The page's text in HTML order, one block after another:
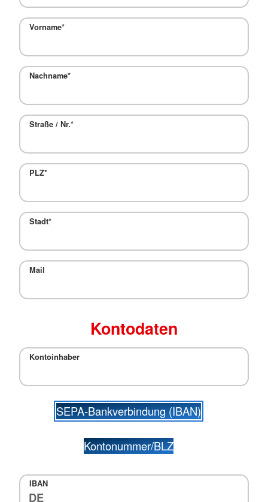
Vorname*
Nachname*
Straße / Nr.*
PLZ*
Stadt*
Mail
Kontodaten
Kontoinhaber
SEPA-Bankverbindung (IBAN)
Kontonummer/BLZ
IBAN